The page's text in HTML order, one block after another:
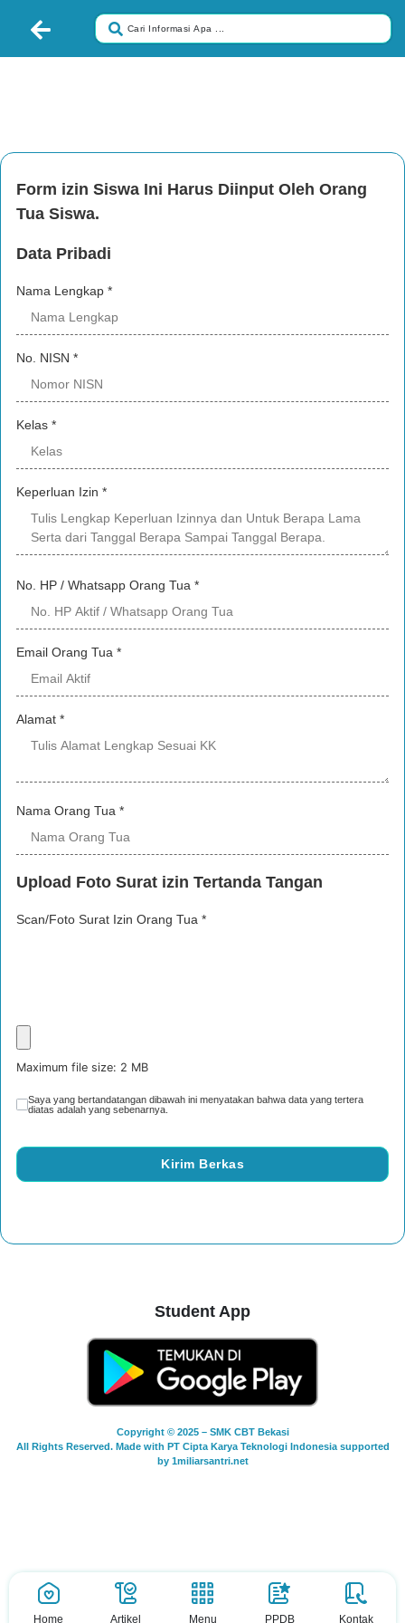
Form izin Siswa Ini Harus Diinput Oleh Orang
Tua Siswa.
Data Pribadi
Nama Lengkap *
No. NISN *
Kelas *
Keperluan Izin *
No. HP / Whatsapp Orang Tua *
Email Orang Tua *
Alamat *
Nama Orang Tua *
Upload Foto Surat izin Tertanda Tangan
Scan/Foto Surat Izin Orang Tua *
Maximum file size: 2 MB
Saya yang bertandatangan dibawah ini menyatakan bahwa data yang tertera
diatas adalah yang sebenarnya.
Kirim Berkas
Student App
Copyright © 2025 – SMK CBT Bekasi
All Rights Reserved. Made with PT Cipta Karya Teknologi Indonesia supported
by 1miliarsantri.net
Home Artikel Menu PPDB Kontak